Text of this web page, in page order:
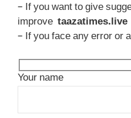
– If you want to give
improve taazatimes.live
– If you face any error or
Your name